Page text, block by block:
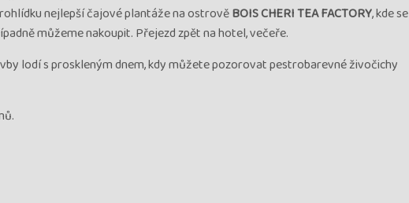
nejlepší čajové plantáže na ostrověBOIS CHERI TEA FACTORY, kde se
můžeme nakoupit. Přejezd zpět na hotel, večeře.
lodí s proskleným dnem, kdy můžete pozorovat pestrobarevné živočichy